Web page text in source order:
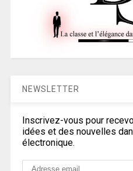
NEWSLETTER
Inscrivez-vous pour
idées et des nouvelles
électronique.